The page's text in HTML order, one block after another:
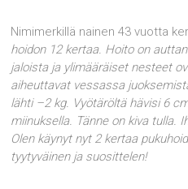
Nimimerkillä nainen 43 vuotta
hoidon 12 kertaa. Hoito on
jaloista ja ylimääräiset nesteet
aiheuttavat vessassa
lähti –2 kg. Vyötäröltä hävisi 6
miinuksella. Tänne on kiva tulla.
Olen käynyt nyt 2 kertaa
tyytyväinen ja suosittelen!